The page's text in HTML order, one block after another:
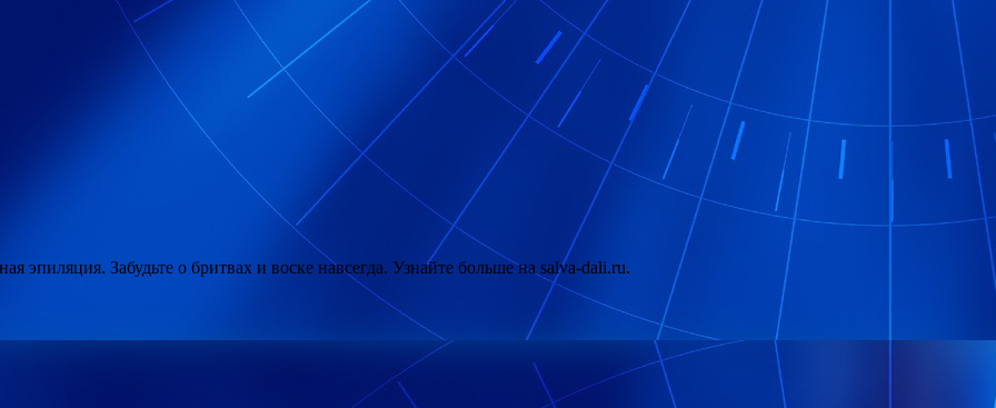
эпиляция. Забудьте о бритвах и воске навсегда. Узнайте больше на salva-dali.ru.